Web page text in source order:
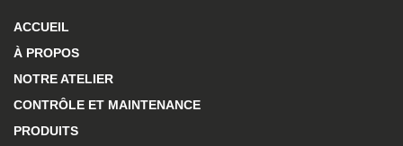
ACCUEIL
À PROPOS
NOTRE ATELIER
CONTRÔLE ET MAINTENANCE
PRODUITS